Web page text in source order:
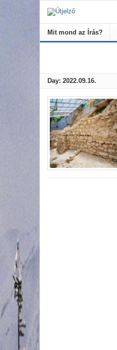
Mit mond az Írás?
Day: 2022.09.16.